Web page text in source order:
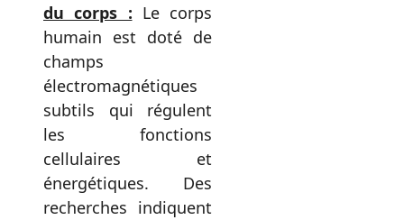
du corps : Le corps
humain est doté de
champs
électromagnétiques
subtils qui régulent
les fonctions
cellulaires et
énergétiques. Des
recherches indiquent